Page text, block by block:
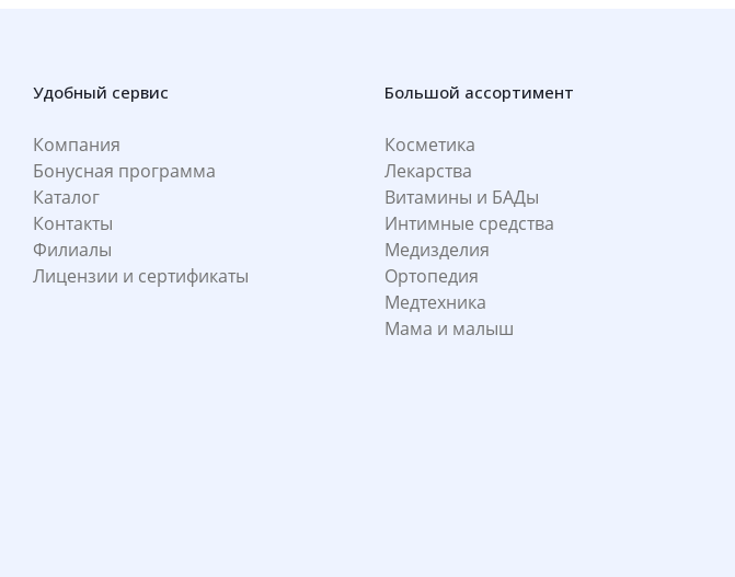
Удобный сервис
Компания
Бонусная программа
Каталог
Контакты
Филиалы
Лицензии и сертификаты
Большой ассортимент
Косметика
Лекарства
Витамины и БАДы
Интимные средства
Медизделия
Ортопедия
Медтехника
Мама и малыш